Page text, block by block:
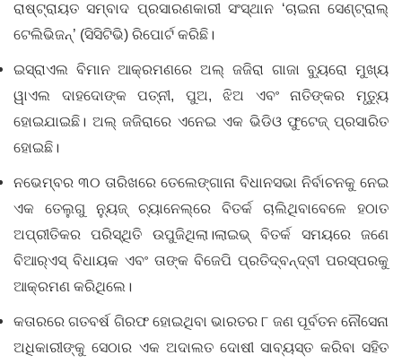
ରାଷ୍ଟ୍ରାୟତ ସମ୍ବାଦ ପ୍ରସାରଣକାରୀ ସଂସ୍ଥାନ ‘ଚାଇନା ସେଣ୍ଟ୍ରାଲ୍‌
ଟେଲିଭିଜନ୍‌’ (ସିସିଟିଭି) ରିପୋର୍ଟ କରିଛି।
ଇସ୍ରାଏଲ ବିମାନ ଆକ୍ରମଣରେ ଅଲ୍‌ ଜଜିରା ଗାଜା ବ୍ୟୁରୋ ମୁଖ୍ୟ
ୱାଏଲ ଦାହଦୋଙ୍କ ପତ୍ନୀ, ପୁଅ, ଝିଅ ଏବଂ ନାତିଙ୍କର ମୃତ୍ୟୁ
ହୋଇଯାଇଛି। ଅଲ୍‌ ଜଜିରାରେ ଏନେଇ ଏକ ଭିଡିଓ ଫୁଟେଜ୍‌ ପ୍ରସାରିତ
ହୋଇଛି।
ନଭେମ୍ବର ୩୦ ତାରିଖରେ ତେଲେଙ୍ଗାନା ବିଧାନସଭା ନିର୍ବାଚନକୁ ନେଇ
ଏକ ତେଲୁଗୁ ନ୍ୟୁଜ୍‌ ଚ୍ୟାନେଲ୍‌ରେ ବିତର୍କ ଚାଲିଥିବାବେଳେ ହଠାତ
ଅପ୍ରୀତିକର ପରିସ୍ଥିତି ଉପୁଜିଥିଲା।ଲାଇଭ୍‌ ବିତର୍କ ସମୟରେ ଜଣେ
ବିଆର୍‌ଏସ୍‌ ବିଧାୟକ ଏବଂ ତାଙ୍କ ବିଜେପି ପ୍ରତିଦ୍ବନ୍ଦ୍ବୀ ପରସ୍ପରକୁ
ଆକ୍ରମଣ କରିଥିଲେ।
କତାରରେ ଗତବର୍ଷ ଗିରଫ ହୋଇଥିବା ଭାରତର ୮ ଜଣ ପୂର୍ବତନ ନୌସେନା
ଅଧିକାରୀଙ୍କୁ ସେଠାର ଏକ ଅଦାଲତ ଦୋଷୀ ସାବ୍ୟସ୍ତ କରିବା ସହିତ